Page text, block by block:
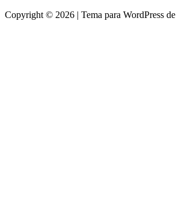
Copyright © 2026 | Tema para WordPress de